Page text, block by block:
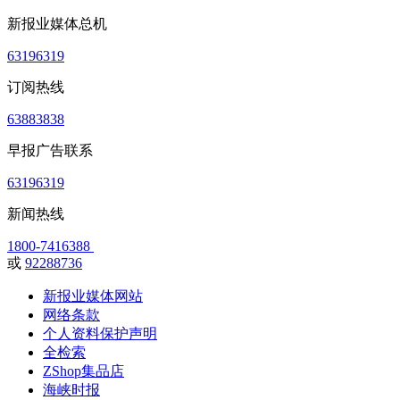
新报业媒体总机
63196319
订阅热线
63883838
早报广告联系
63196319
新闻热线
1800-7416388
或 92288736
新报业媒体网站
网络条款
个人资料保护声明
全检索
ZShop集品店
海峡时报